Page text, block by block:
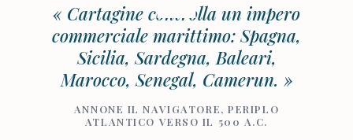
« Cartagine controlla un impero
commerciale marittimo: Spagna,
Sicilia, Sardegna, Baleari,
Marocco, Senegal, Camerun. »
ANNONE IL NAVIGATORE, PERIPLO
ATLANTICO VERSO IL 500 A.C.